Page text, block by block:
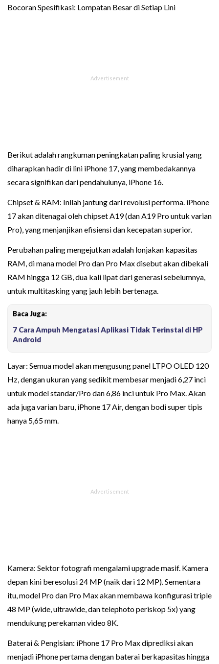
Bocoran Spesifikasi: Lompatan Besar di Setiap Lini
Berikut adalah rangkuman peningkatan paling krusial yang
diharapkan hadir di lini iPhone 17, yang membedakannya
secara signifikan dari pendahulunya, iPhone 16.
Chipset & RAM: Inilah jantung dari revolusi performa. iPhone
17 akan ditenagai oleh chipset A19 (dan A19 Pro untuk varian
Pro), yang menjanjikan efisiensi dan kecepatan superior.
Perubahan paling mengejutkan adalah lonjakan kapasitas
RAM, di mana model Pro dan Pro Max disebut akan dibekali
RAM hingga 12 GB, dua kali lipat dari generasi sebelumnya,
untuk multitasking yang jauh lebih bertenaga.
Baca Juga:
7 Cara Ampuh Mengatasi Aplikasi Tidak Terinstal di HP
Android
Layar: Semua model akan mengusung panel LTPO OLED 120
Hz, dengan ukuran yang sedikit membesar menjadi 6,27 inci
untuk model standar/Pro dan 6,86 inci untuk Pro Max. Akan
ada juga varian baru, iPhone 17 Air, dengan bodi super tipis
hanya 5,65 mm.
Kamera: Sektor fotografi mengalami upgrade masif. Kamera
depan kini beresolusi 24 MP (naik dari 12 MP). Sementara
itu, model Pro dan Pro Max akan membawa konfigurasi triple
48 MP (wide, ultrawide, dan telephoto periskop 5x) yang
mendukung perekaman video 8K.
Baterai & Pengisian: iPhone 17 Pro Max diprediksi akan
menjadi iPhone pertama dengan baterai berkapasitas hingga